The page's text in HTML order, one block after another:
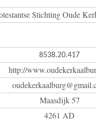
Stichting Oude
8538.20.417
http://
Maasdijk 57
4261 AD